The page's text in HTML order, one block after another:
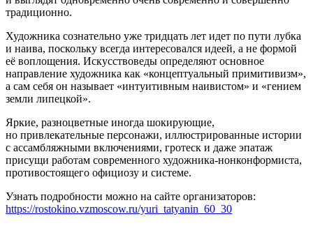
традиционно.
Художника сознательно уже тридцать лет идет по пути лубка
и наива, поскольку всегда интересовался идеей, а не формой
её воплощения. Искусствоведы определяют основное
направление художника как «концептуальный примитивизм»,
а сам себя он называет «интуитивным наивистом» и «гением
земли липецкой».
Яркие, разноцветные иногда шокирующие,
но привлекательные персонажи, иллюстрированные истории
с ассамбляжными включениями, гротеск и даже эпатаж
присущи работам современного художника-нонконформиста,
противостоящего официозу и системе.
Узнать подробности можно на сайте организаторов:
https://rostokino.vzmoscow.ru/yuri_tatyanin_60_30